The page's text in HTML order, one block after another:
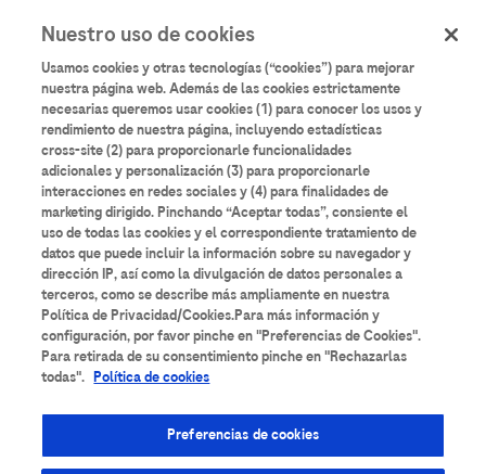
contenido
principal
User
account
menu
Iniciar sesión
Actualización del
Cribado de donantes por
Nuestro uso de cookies
Usamos cookies y otras tecnologías (“cookies”) para mejorar
nuestra página web. Además de las cookies estrictamente
necesarias queremos usar cookies (1) para conocer los usos y
rendimiento de nuestra página, incluyendo estadísticas
cross-site (2) para proporcionarle funcionalidades
adicionales y personalización (3) para proporcionarle
interacciones en redes sociales y (4) para finalidades de
marketing dirigido. Pinchando “Aceptar todas”, consiente el
uso de todas las cookies y el correspondiente tratamiento de
datos que puede incluir la información sobre su navegador y
dirección IP, así como la divulgación de datos personales a
terceros, como se describe más ampliamente en nuestra
Política de Privacidad/Cookies.Para más información y
configuración, por favor pinche en "Preferencias de Cookies".
Para retirada de su consentimiento pinche en "Rechazarlas
todas". Política de cookies
Preferencias de cookies